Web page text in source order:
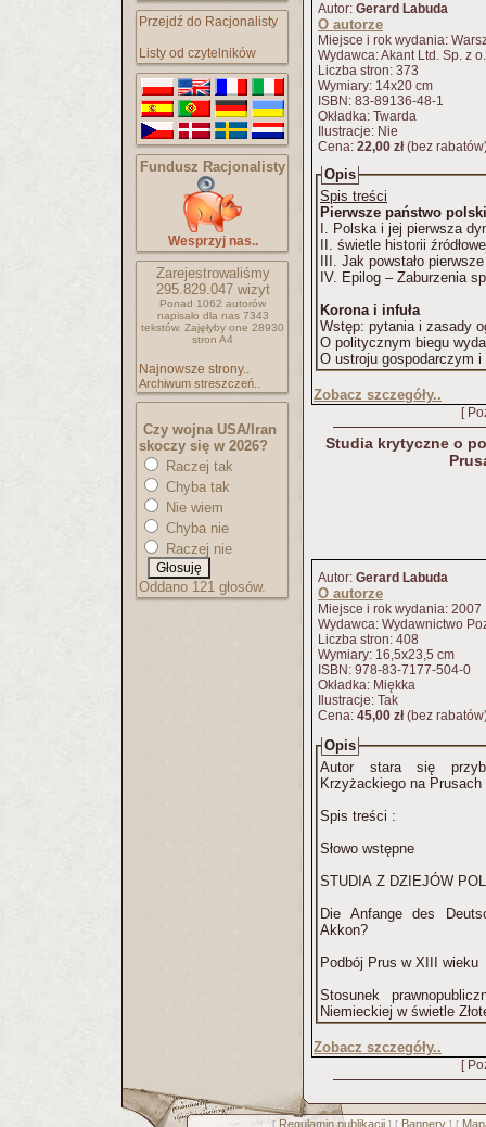
Przejdź do Racjonalisty
Listy od czytelników
Fundusz Racjonalisty
Wesprzyj nas..
Zarejestrowaliśmy
295.829.047wizyt
Ponad 1062 autorów
napisało dla nas 7343
tekstów. Zajęłyby one 28930
stron A4
Najnowsze strony..
Archiwum streszczeń..
Czy wojna USA/Iran
skoczy się w 2026?
Raczej tak
Chyba tak
Nie wiem
Chyba nie
Raczej nie
Oddano 121 głosów.
Autor: Gerard Labuda
O autorze
Miejsce i rok wydania:
Wydawca: Akant Ltd. Sp. z
Liczba stron: 373
Wymiary: 14x20 cm
ISBN: 83-89136-48-1
Okładka: Twarda
Ilustracje: Nie
Cena: 22,00 zł(bez
Opis
Spis treści
Pierwsze państwo
I. Polska i jej pierwsza
II. świetle historii
III. Jak powstało
IV. Epilog – Zaburzenia
Korona i infuła
Wstęp: pytania i zasady
O politycznym biegu
O ustroju gospodarczym i
Zobacz szczegóły..
[
Studia krytyczne o
Autor: Gerard Labuda
O autorze
Miejsce i rok wydania: 2007
Wydawca: Wydawnictwo
Liczba stron: 408
Wymiary: 16,5x23,5 cm
ISBN: 978-83-7177-504-0
Okładka: Miękka
Ilustracje: Tak
Cena: 45,00 zł(bez
Opis
Autor stara się
Krzyżackiego na
Spis treści :
Słowo wstępne
STUDIA Z DZIEJÓW
Die Anfange des
Akkon?
Podbój Prus w XIII wieku
Stosunek
Niemieckiej w świetle
Zobacz szczegóły..
[
[ Regulamin publikacji] [ Bannery] [